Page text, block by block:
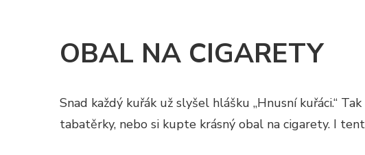
OBAL NA CIGARETY
Snad každý kuřák už slyšel hlášku „Hnusní kuřáci.“
tabatěrky, nebo si kupte krásný obal na cigarety. I